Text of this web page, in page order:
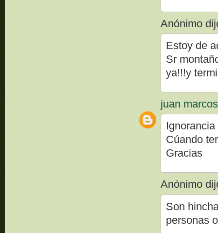
Anónimo
Estoy de
Sr
ya!!!y
juan marcos
Cúando
Gracias
Anónimo
Son
personas